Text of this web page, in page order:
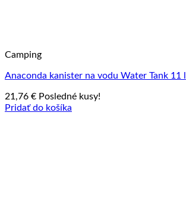
Camping
Anaconda kanister na vodu Water Tank 11 l
21,76 € Posledné kusy!
Pridať do košíka